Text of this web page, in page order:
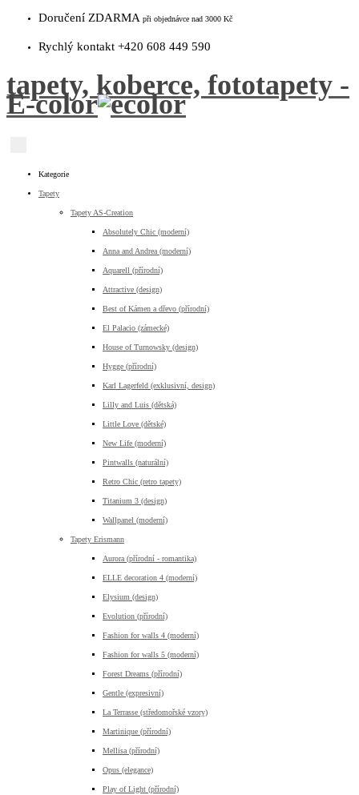
Doručení ZDARMA při objednávce nad 3000 Kč
Rychlý kontakt +420 608 449 590
tapety, koberce, fototapety -
E-color
Kategorie
Tapety
Tapety AS-Creation
Absolutely Chic (moderní)
Anna and Andrea (moderní)
Aquarell (přírodní)
Attractive (design)
Best of Kámen a dřevo (přírodní)
El Palacio (zámecké)
House of Turnowsky (design)
Hygge (přírodní)
Karl Lagerfeld (exklusivní, design)
Lilly and Luis (dětská)
Little Love (dětské)
New Life (moderní)
Pintwalls (naturální)
Retro Chic (retro tapety)
Titanium 3 (design)
Wallpanel (moderní)
Tapety Erismann
Aurora (přírodní - romantika)
ELLE decoration 4 (moderní)
Elysium (design)
Evolution (přírodní)
Fashion for walls 4 (moderní)
Fashion for walls 5 (moderní)
Forest Dreams (přírodní)
Gentle (expresivní)
La Terrasse (středomořské vzory)
Martinique (přírodní)
Mellisa (přírodní)
Opus (elegance)
Play of Light (přírodní)